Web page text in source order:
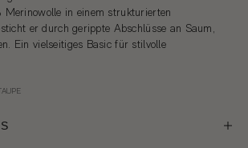
in einem strukturierten
er durch gerippte Abschlüsse an Saum,
Ein vielseitiges Basic für stilvolle